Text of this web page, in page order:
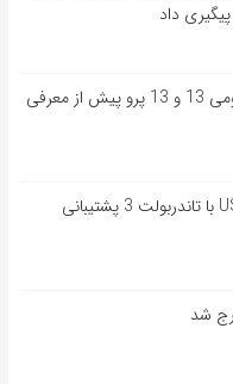
داد
افشای مشخصات کامل شیائومی 13 و 13 پرو پیش از معرفی
آیفون 15 پرو احتمالاً از USB-C با تاندربولت 3 پشتیبانی
شد